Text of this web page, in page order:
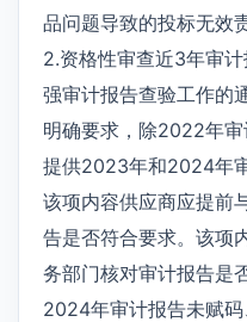
品问题导致的投标无效
2.资格性审查近3年审
强审计报告查验工作的
明确要求，除2022年
提供2023年和2024年
该项内容供应商应提前
告是否符合要求。该项
务部门核对审计报告是
2024年审计报告未赋